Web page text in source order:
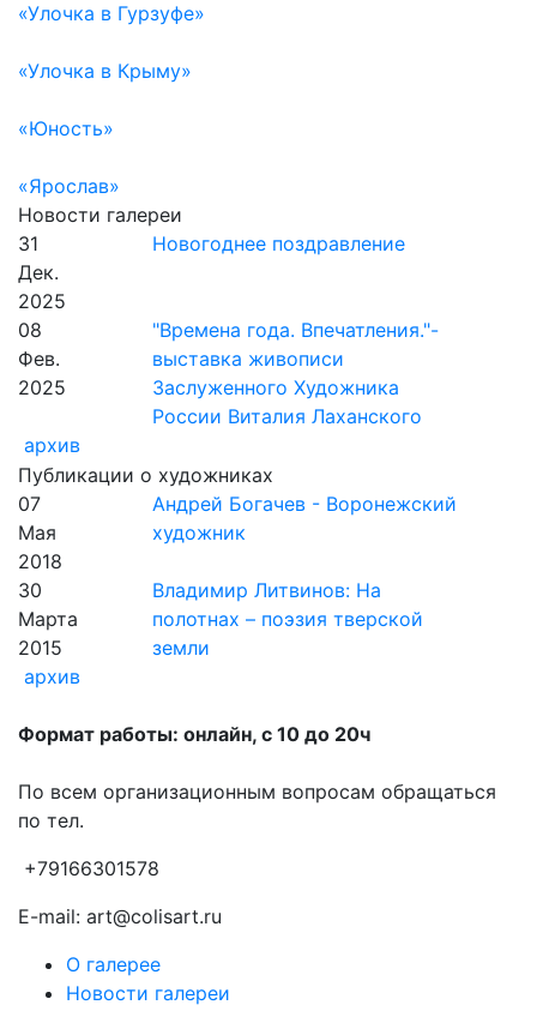
«Улочка в Гурзуфе»
«Улочка в Крыму»
«Юность»
«Ярослав»
Новости галереи
31
Дек.
2025
Новогоднее поздравление
08
Фев.
2025
"Времена года. Впечатления."-
выставка живописи
Заслуженного Художника
России Виталия Лаханского
архив
Публикации о художниках
07
Мая
2018
Андрей Богачев - Воронежский
художник
30
Марта
2015
Владимир Литвинов: На
полотнах – поэзия тверской
земли
архив
Формат работы: онлайн, с 10 до 20ч
По всем организационным вопросам обращаться
по тел.
+79166301578
E-mail: art@colisart.ru
О галерее
Новости галереи